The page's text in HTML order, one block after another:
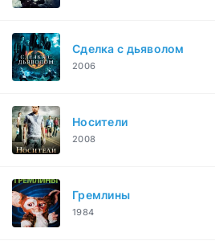
Сделка с дьяволом
2006
Носители
2008
Гремлины
1984